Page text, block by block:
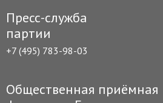
Пресс-служба
партии
+7 (495) 783-98-03
Общественная приёмная